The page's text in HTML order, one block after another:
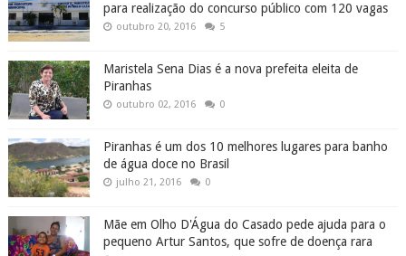
para realização do concurso público com 120 vagas
outubro 20, 2016 5
Maristela Sena Dias é a nova prefeita eleita de
Piranhas
outubro 02, 2016 0
Piranhas é um dos 10 melhores lugares para banho
de água doce no Brasil
julho 21, 2016 0
Mãe em Olho D'Água do Casado pede ajuda para o
pequeno Artur Santos, que sofre de doença rara